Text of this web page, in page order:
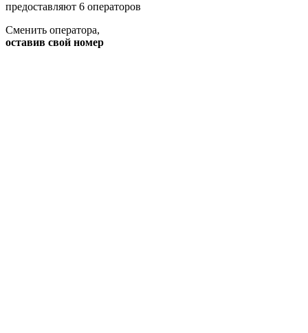
предоставляют 6 операторов
Сменить оператора,
оставив свой номер